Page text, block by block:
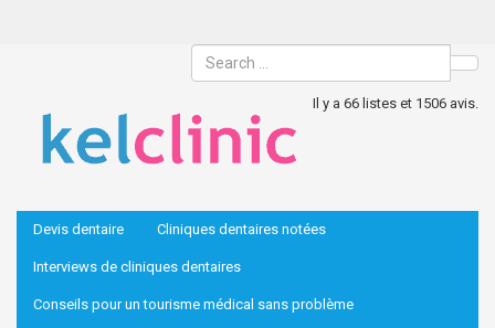
Il y a 66 listes et 1506 avis.
Devis dentaire Cliniques dentaires notées
Interviews de cliniques dentaires
Conseils pour un tourisme médical sans problème